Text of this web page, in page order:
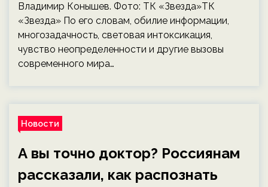
Владимир Конышев. Фото: ТК «Звезда»ТК
«Звезда» По его словам, обилие информации,
многозадачность, световая интоксикация,
чувство неопределенности и другие вызовы
современного мира…
Новости
А вы точно доктор? Россиянам
рассказали, как распознать